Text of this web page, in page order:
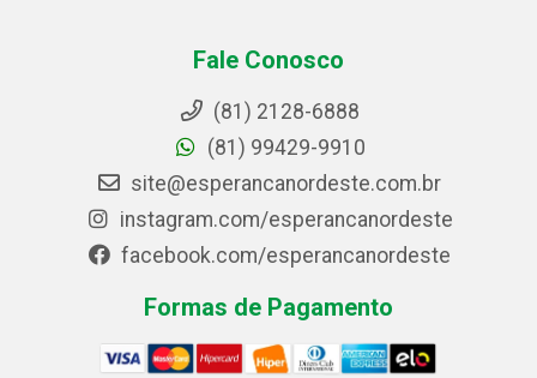
Fale Conosco
(81) 2128-6888
(81) 99429-9910
site@esperancanordeste.com.br
instagram.com/esperancanordeste
facebook.com/esperancanordeste
Formas de Pagamento